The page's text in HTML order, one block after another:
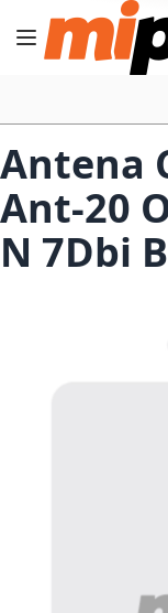
Cambiar Nav
Antena
Ant-20
N 7Dbi